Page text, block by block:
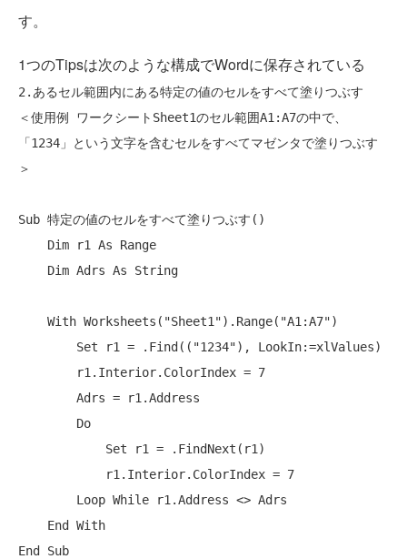
す。
1つのTipsは次のような構成でWordに保存されている
2.あるセル範囲内にある特定の値のセルをすべて塗りつぶす
＜使用例 ワークシートSheet1のセル範囲A1:A7の中で、
「1234」という文字を含むセルをすべてマゼンタで塗りつぶす
＞
Sub 特定の値のセルをすべて塗りつぶす()
End Sub